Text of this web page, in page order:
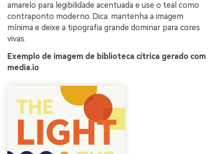
amarelo para legibilidade acentuada e use o teal como
contraponto moderno. Dica: mantenha a imagem
mínima e deixe a tipografia grande dominar para cores
vivas.
Exemplo de imagem de biblioteca cítrica gerado com
media.io